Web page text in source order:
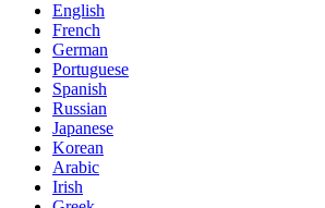
English
French
German
Portuguese
Spanish
Russian
Japanese
Korean
Arabic
Irish